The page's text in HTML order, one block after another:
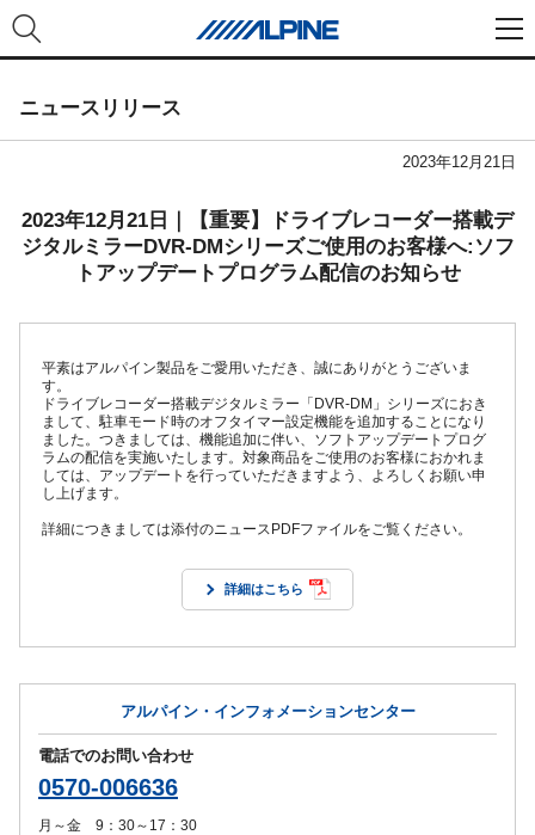
ニュースリリース
2023年12月21日
2023年12月21日｜【重要】ドライブレコーダー搭載デ
ジタルミラーDVR-DMシリーズご使用のお客様へ:ソフ
トアップデートプログラム配信のお知らせ
平素はアルパイン製品をご愛用いただき、誠にありがとうございま
す。
ドライブレコーダー搭載デジタルミラー「DVR-DM」シリーズにおき
まして、駐車モード時のオフタイマー設定機能を追加することになり
ました。つきましては、機能追加に伴い、ソフトアップデートプログ
ラムの配信を実施いたします。対象商品をご使用のお客様におかれま
しては、アップデートを行っていただきますよう、よろしくお願い申
し上げます。
詳細につきましては添付のニュースPDFファイルをご覧ください。
詳細はこちら
アルパイン・インフォメーションセンター
電話でのお問い合わせ
0570-006636
月～金 9：30～17：30